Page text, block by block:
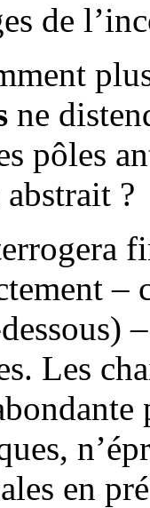
de
ne
pôles
abstrait ?
–
Les
en